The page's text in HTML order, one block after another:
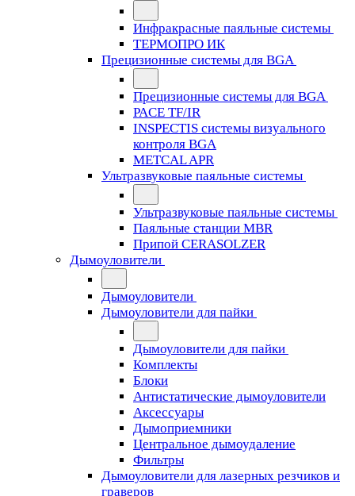
Инфракрасные паяльные системы
ТЕРМОПРО ИК
Прецизионные системы для BGA
Прецизионные системы для BGA
PACE TF/IR
INSPECTIS системы визуального
контроля BGA
METCAL APR
Ультразвуковые паяльные системы
Ультразвуковые паяльные системы
Паяльные станции MBR
Припой CERASOLZER
Дымоуловители
Дымоуловители
Дымоуловители для пайки
Дымоуловители для пайки
Комплекты
Блоки
Антистатические дымоуловители
Аксессуары
Дымоприемники
Центральное дымоудаление
Фильтры
Дымоуловители для лазерных резчиков и
граверов